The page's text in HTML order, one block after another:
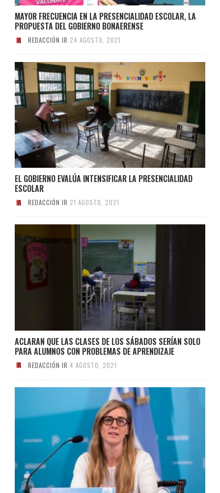
MAYOR FRECUENCIA EN LA PRESENCIALIDAD ESCOLAR, LA
PROPUESTA DEL GOBIERNO BONAERENSE
REDACCIÓN IR 24 AGOSTO, 2021
EL GOBIERNO EVALÚA INTENSIFICAR LA PRESENCIALIDAD
ESCOLAR
REDACCIÓN IR 21 AGOSTO, 2021
ACLARAN QUE LAS CLASES DE LOS SÁBADOS SERÍAN SOLO
PARA ALUMNOS CON PROBLEMAS DE APRENDIZAJE
REDACCIÓN IR 4 AGOSTO, 2021